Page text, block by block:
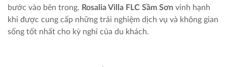
bước vào bên trong. Rosalia Villa FLC Sầm Sơn vinh hạnh
khi được cung cấp những trải nghiệm dịch vụ và không gian
sống tốt nhất cho kỳ nghỉ của du khách.